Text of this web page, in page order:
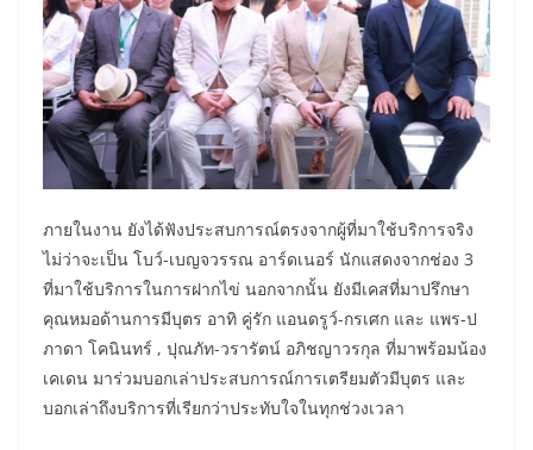
ภายในงาน ยังได้ฟังประสบการณ์ตรงจากผู้ที่มาใช้บริการจริง
ไม่ว่าจะเป็น โบว์-เบญจวรรณ อาร์ดเนอร์ นักแสดงจากช่อง 3
ที่มาใช้บริการในการฝากไข่ นอกจากนั้น ยังมีเคสที่มาปรึกษา
คุณหมอด้านการมีบุตร อาทิ คู่รัก แอนดรูว์-กรเศก และ แพร-ป
ภาดา โคนินทร์ , ปุณภัท-วรารัตน์ อภิชญาวรกุล ที่มาพร้อมน้อง
เคเดน มาร่วมบอกเล่าประสบการณ์การเตรียมตัวมีบุตร และ
บอกเล่าถึงบริการที่เรียกว่าประทับใจในทุกช่วงเวลา